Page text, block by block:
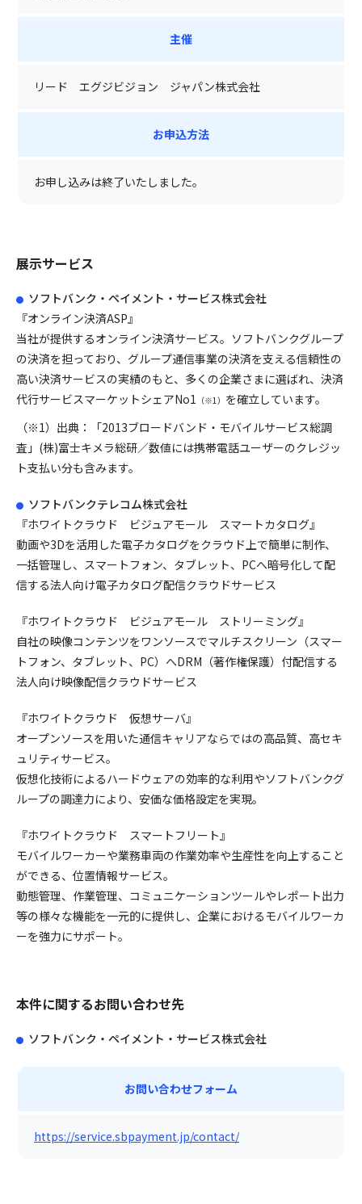
主催
リード エグジビジョン ジャパン株式会社
お申込方法
お申し込みは終了いたしました。
展示サービス
ソフトバンク・ペイメント・サービス株式会社
『オンライン決済ASP』
当社が提供するオンライン決済サービス。ソフトバンクグループ
の決済を担っており、グループ通信事業の決済を支える信頼性の
高い決済サービスの実績のもと、多くの企業さまに選ばれ、決済
代行サービスマーケットシェアNo1 （※1） を確立しています。
（※1）出典：「2013ブロードバンド・モバイルサービス総調
査」(株)富士キメラ総研／数値には携帯電話ユーザーのクレジッ
ト支払い分も含みます。
ソフトバンクテレコム株式会社
『ホワイトクラウド ビジュアモール スマートカタログ』
動画や3Dを活用した電子カタログをクラウド上で簡単に制作、
一括管理し、スマートフォン、タブレット、PCへ暗号化して配
信する法人向け電子カタログ配信クラウドサービス
『ホワイトクラウド ビジュアモール ストリーミング』
自社の映像コンテンツをワンソースでマルチスクリーン（スマー
トフォン、タブレット、PC）へDRM（著作権保護）付配信する
法人向け映像配信クラウドサービス
『ホワイトクラウド 仮想サーバ』
オープンソースを用いた通信キャリアならではの高品質、高セキ
ュリティサービス。
仮想化技術によるハードウェアの効率的な利用やソフトバンクグ
ループの調達力により、安価な価格設定を実現。
『ホワイトクラウド スマートフリート』
モバイルワーカーや業務車両の作業効率や生産性を向上すること
ができる、位置情報サービス。
動態管理、作業管理、コミュニケーションツールやレポート出力
等の様々な機能を一元的に提供し、企業におけるモバイルワーカ
ーを強力にサポート。
本件に関するお問い合わせ先
ソフトバンク・ペイメント・サービス株式会社
お問い合わせフォーム
https://service.sbpayment.jp/contact/